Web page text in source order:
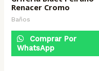
Renacer Cromo
Baños
Comprar Por
WhatsApp